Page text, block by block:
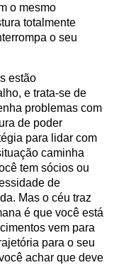
o mesmo
totalmente
o seu
estão
e trata-se de
problemas com
de poder
para lidar com
caminha
tem sócios ou
de
Mas o céu traz
é que você está
vem para
para o seu
achar que deve